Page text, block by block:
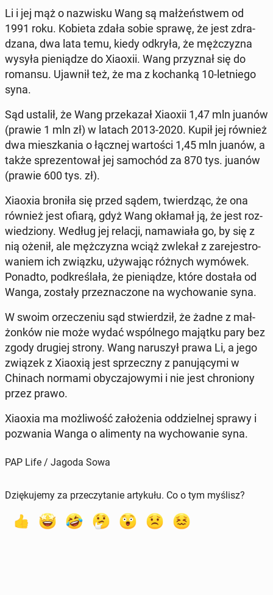
Li i jej mąż o na­zwi­sku Wang są mał­żeń­stwem od
1991 roku. Kobieta zdała sobie sprawę, że jest zdra­
dza­na, dwa lata temu, kiedy odkryła, że męż­czy­zna
wysyła pie­nią­dze do Xiaoxii. Wang przy­znał się do
romansu. Ujawnił też, że ma z ko­chan­ką 10-let­nie­go
syna.
Sąd ustalił, że Wang prze­ka­zał Xiaoxii 1,47 mln juanów
(prawie 1 mln zł) w latach 2013-2020. Kupił jej również
dwa miesz­ka­nia o łącznej war­to­ści 1,45 mln juanów, a
także spre­zen­to­wał jej sa­mo­chód za 870 tys. juanów
(prawie 600 tys. zł).
Xiaoxia broniła się przed sądem, twier­dząc, że ona
również jest ofiarą, gdyż Wang okłamał ją, że jest roz­
wie­dzio­ny. Według jej relacji, na­ma­wia­ła go, by się z
nią ożenił, ale męż­czy­zna wciąż zwlekał z za­re­je­stro­
wa­niem ich związku, uży­wa­jąc różnych wymówek.
Ponadto, pod­kre­śla­ła, że pie­nią­dze, które dostała od
Wanga, zostały prze­zna­czo­ne na wy­cho­wa­nie syna.
W swoim orze­cze­niu sąd stwier­dził, że żadne z mał­
żon­ków nie może wydać wspól­ne­go majątku pary bez
zgody drugiej strony. Wang na­ru­szył prawa Li, a jego
związek z Xiaoxią jest sprzecz­ny z pa­nu­ją­cy­mi w
Chinach normami oby­cza­jo­wy­mi i nie jest chro­nio­ny
przez prawo.
Xiaoxia ma moż­li­wość za­ło­że­nia od­dziel­nej sprawy i
po­zwa­nia Wanga o ali­men­ty na wy­cho­wa­nie syna.
PAP Life / Jagoda Sowa
Dziękujemy za przeczytanie artykułu. Co o tym myślisz?